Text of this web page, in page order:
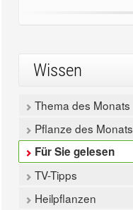
Wissen
Thema des Monats
Pflanze des Monats
Für Sie gelesen
TV-Tipps
Heilpflanzen